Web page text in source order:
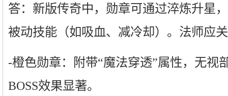
答：新版传奇中，勋章可通过淬炼升星
被动技能（如吸血、减冷却）。法师应
-橙色勋章：附带“魔法穿透”属性，无视
BOSS效果显著。